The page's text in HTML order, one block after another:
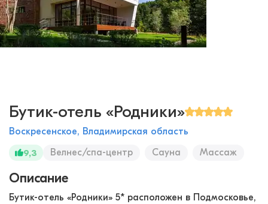
Бутик-отель «Родники»
Воскресенское, Владимирская область
9,3
Велнес/спа-центр Сауна Массаж
Описание
Бутик-отель «Родники» 5* расположен в Подмосковье,